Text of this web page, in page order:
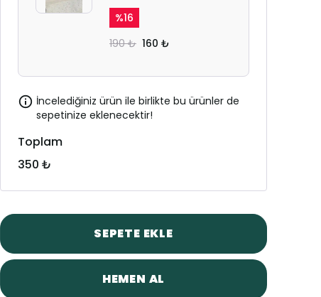
%16
190 ₺ 160 ₺
İncelediğiniz ürün ile birlikte bu ürünler de
sepetinize eklenecektir!
Toplam
350 ₺
SEPETE EKLE
HEMEN AL